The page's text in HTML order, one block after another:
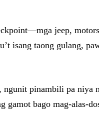
jeep,
isang taong gulang,
pinambili pa niya
gamot bago mag-alas-